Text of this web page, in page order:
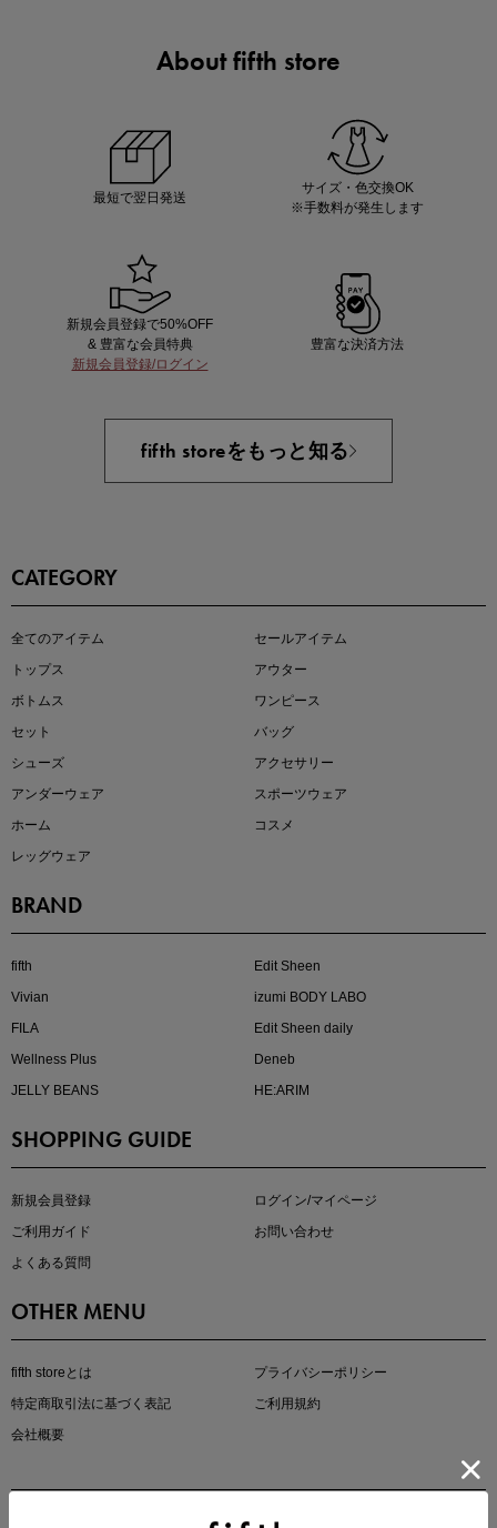
即戦力アイテム続々対象
大人の着映えアイテム5選
マストバイアイテム
About fifth store
最短で翌日発送
サイズ・色交換OK
※手数料が発生します
新規会員登録で50%OFF
& 豊富な会員特典
新規会員登録/ログイン
豊富な決済方法
fifth storeをもっと知る
CATEGORY
全てのアイテム
セールアイテム
トップス
アウター
ボトムス
ワンピース
セット
バッグ
シューズ
アクセサリー
アンダーウェア
スポーツウェア
ホーム
コスメ
レッグウェア
BRAND
fifth
Edit Sheen
Vivian
izumi BODY LABO
FILA
Edit Sheen daily
Wellness Plus
Deneb
JELLY BEANS
HE:ARIM
SHOPPING GUIDE
新規会員登録
ログイン/マイページ
ご利用ガイド
お問い合わせ
よくある質問
OTHER MENU
fifth storeとは
プライバシーポリシー
特定商取引法に基づく表記
ご利用規約
会社概要